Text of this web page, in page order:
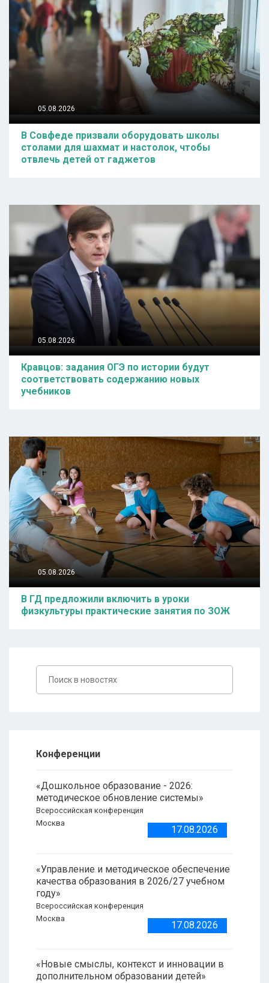
05.08.2026
В Совфеде призвали оборудовать школы
столами для шахмат и настолок, чтобы
отвлечь детей от гаджетов
05.08.2026
Кравцов: задания ОГЭ по истории будут
соответствовать содержанию новых
учебников
05.08.2026
В ГД предложили включить в уроки
физкультуры практические занятия по ЗОЖ
Конференции
«Дошкольное образование - 2026:
методическое обновление системы»
Всероссийская конференция
Москва
17.08.2026
«Управление и методическое обеспечение
качества образования в 2026/27 учебном
году»
Всероссийская конференция
Москва
17.08.2026
«Новые смыслы, контекст и инновации в
дополнительном образовании детей»